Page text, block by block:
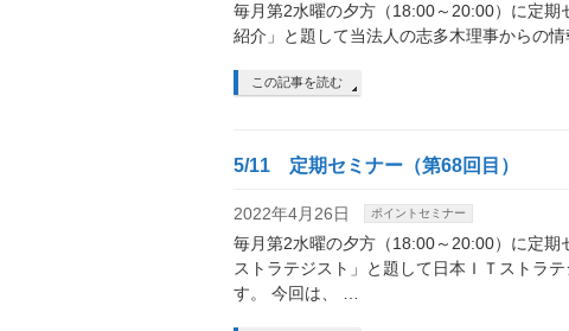
毎月第2水曜の夕方（18:00～20:00）に定
紹介」と題して当法人の志多木理事からの
この記事を読む
5/11 定期セミナー（第68回目）
2022年4月26日 ポイントセミナー
毎月第2水曜の夕方（18:00～20:00）に定
ストラテジスト」と題して日本ＩＴストラ
す。 今回は、 …